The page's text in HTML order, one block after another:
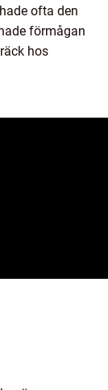
ofta den
förmågan
hos